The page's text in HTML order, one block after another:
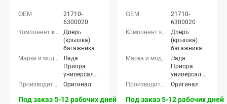
418)
21710-
6300020
Дверь
(крышка)
багажника
Лада
Приора
универсал
(ВАЗ 2171)
Оригинал
Под заказ 5-12 рабочих дней
21710-
6300020
Дверь
(крышка)
багажника
Лада
Приора
универсал
(ВАЗ 2171)
Оригинал
Под заказ 5-12 рабочих дней